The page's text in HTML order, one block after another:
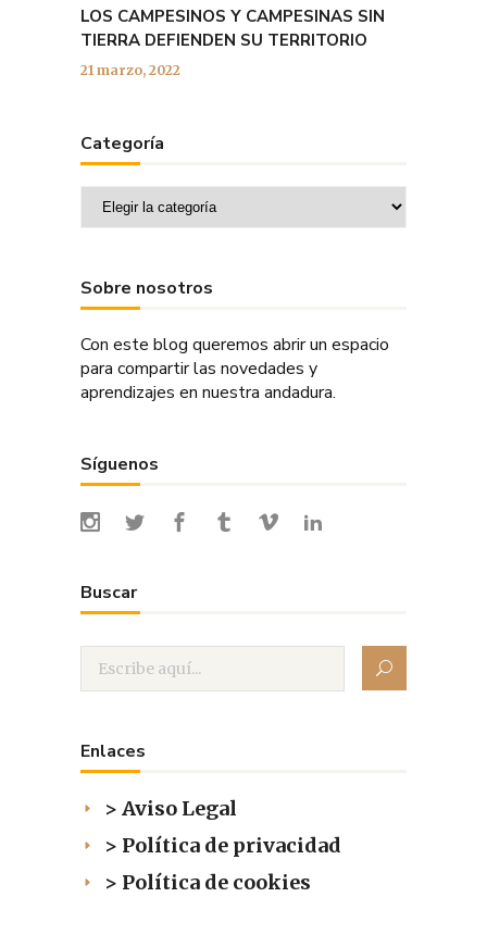
LOS CAMPESINOS Y CAMPESINAS SIN
TIERRA DEFIENDEN SU TERRITORIO
21 marzo, 2022
Categoría
Categoría
Sobre nosotros
Con este blog queremos abrir un espacio
para compartir las novedades y
aprendizajes en nuestra andadura.
Síguenos
Buscar
Enlaces
> Aviso Legal
> Política de privacidad
> Política de cookies